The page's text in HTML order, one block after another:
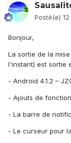
Posté(e)
Bonjour,
La sortie de la
l'instant) est sortie
- Android 4.1.2 –
- Ajouts de
- La barre de
- Le curseur pour